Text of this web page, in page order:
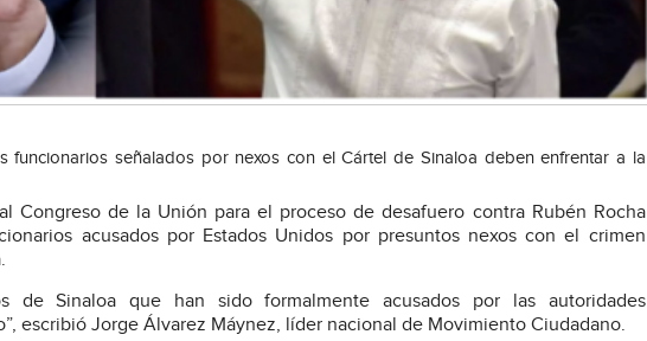
funcionarios señalados por nexos con el Cártel de Sinaloa deben enfrentar a la
Congreso de la Unión para el proceso de desafuero contra Rubén Rocha
acusados por Estados Unidos por presuntos nexos con el crimen
de Sinaloa que han sido formalmente acusados por las autoridades
escribió Jorge Álvarez Máynez, líder nacional de Movimiento Ciudadano.